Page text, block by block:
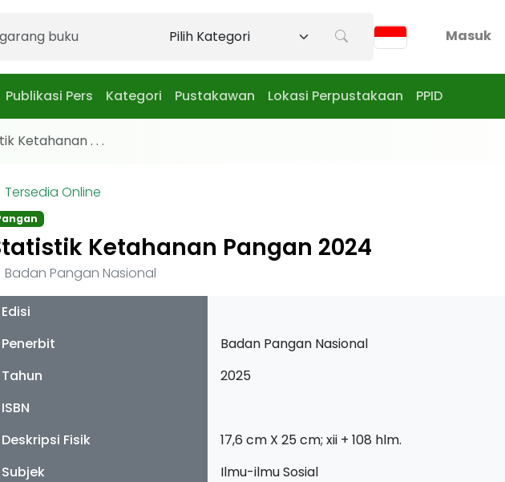
Masuk
Publikasi Pers Kategori Pustakawan Lokasi Perpustakaan PPID
Ketahanan . . .
Tersedia Online
Ketahanan Pangan 2024
Badan Pangan Nasional
Edisi
Penerbit
Badan Pangan Nasional
Tahun
2025
ISBN
Deskripsi Fisik
17,6 cm X 25 cm; xii + 108 hlm.
Subjek
Ilmu-ilmu Sosial